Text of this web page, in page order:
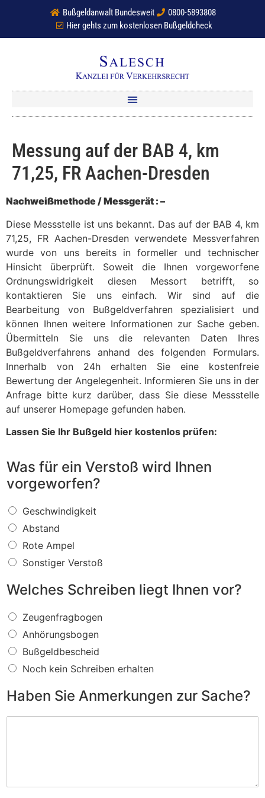
Bußgeldanwalt Bundesweit
0800-5893808
Hier gehts zum kostenlosen Bußgeldcheck
Messung auf der BAB 4, km
71,25, FR Aachen-Dresden
Nachweißmethode / Messgerät : –
Diese Messstelle ist uns bekannt. Das auf der BAB 4, km
71,25, FR Aachen-Dresden verwendete Messverfahren
wurde von uns bereits in formeller und technischer
Hinsicht überprüft. Soweit die Ihnen vorgeworfene
Ordnungswidrigkeit diesen Messort betrifft, so
kontaktieren Sie uns einfach. Wir sind auf die
Bearbeitung von Bußgeldverfahren spezialisiert und
können Ihnen weitere Informationen zur Sache geben.
Übermitteln Sie uns die relevanten Daten Ihres
Bußgeldverfahrens anhand des folgenden Formulars.
Innerhalb von 24h erhalten Sie eine kostenfreie
Bewertung der Angelegenheit. Informieren Sie uns in der
Anfrage bitte kurz darüber, dass Sie diese Messstelle
auf unserer Homepage gefunden haben.
Lassen Sie Ihr Bußgeld hier kostenlos prüfen:
Was für ein Verstoß wird Ihnen
vorgeworfen?
W
a
s
f
ü
r
i
V
e
r
s
t
o
ß
w
Geschwindigkeit
Abstand
Rote Ampel
Sonstiger Verstoß
Welches Schreiben liegt Ihnen vor?
W
e
c
h
e
S
Zeugenfragbogen
Anhörungsbogen
Bußgeldbescheid
Noch kein Schreiben erhalten
Haben Sie Anmerkungen zur Sache?